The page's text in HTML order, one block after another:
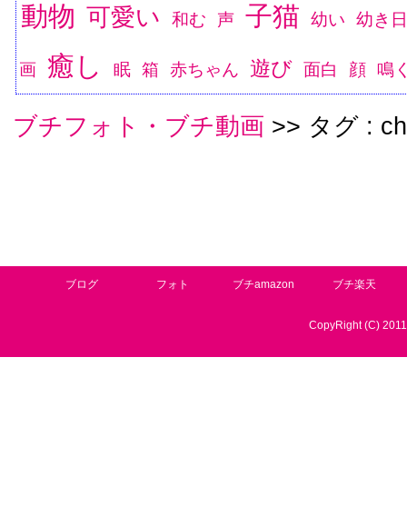
動物 可愛い 和む 声 子猫 幼い 幼き日
画 癒し 眠 箱 赤ちゃん 遊び 面白 顔 鳴
ブチフォト・ブチ動画 >> タグ :
ブログ フォト ブチamazon ブチ楽天
CopyRight (C)